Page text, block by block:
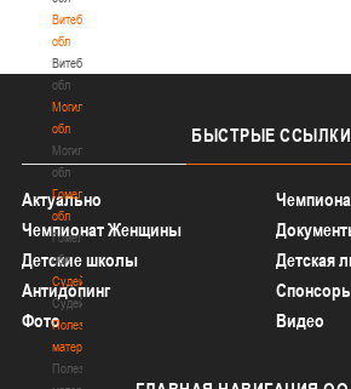
Витебская
обл
Витебская
обл
Могилевская
обл
Могилевская
обл
Гомельская
обл
Гомельская
обл
Судейство
Судейство
Полезные
материалы
Полезные
БЫСТРЫЕ ССЫЛКИ
Актуально
Чемпионат Женщины
Детские школы
Детская
Антидопинг
Фото
Видео